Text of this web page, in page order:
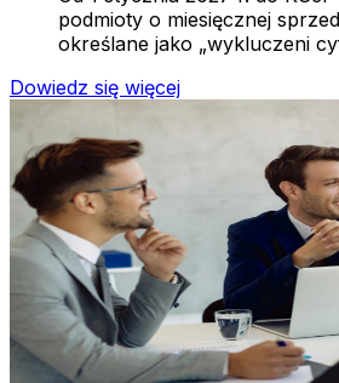
podmioty o miesięcznej
określane jako „wykluczeni
Dowiedz się więcej